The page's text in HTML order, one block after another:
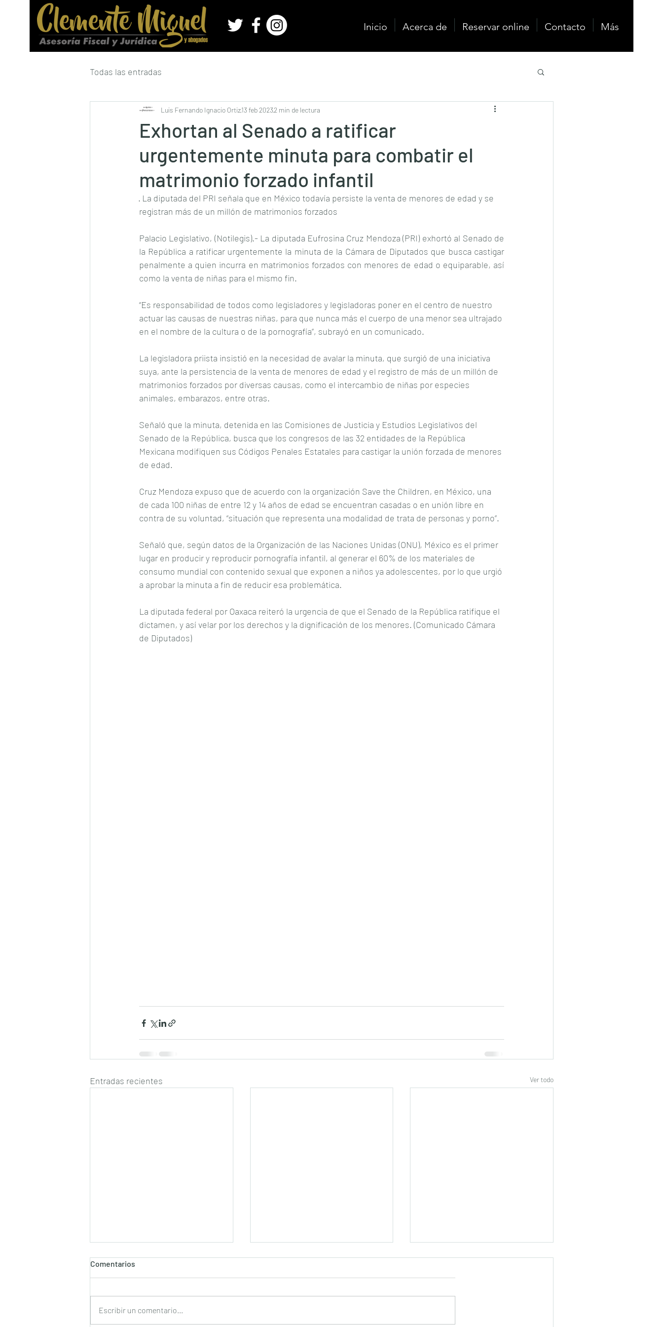
Inicio Acerca de Reservar online Contacto Más
Todas las entradas
Exhortan al Senado a ratificar
urgentemente minuta para combatir el
matrimonio forzado infantil
Luis Fernando Ignacio Ortiz13 feb 20232 min de lectura
· La diputada del PRI señala que en México todavía persiste la venta de menores de edad y se
registran más de un millón de matrimonios forzados
Palacio Legislativo, (Notilegis).- La diputada Eufrosina Cruz Mendoza (PRI) exhortó al Senado de
la República a ratificar urgentemente la minuta de la Cámara de Diputados que busca castigar
penalmente a quien incurra en matrimonios forzados con menores de edad o equiparable, así
como la venta de niñas para el mismo fin.
“Es responsabilidad de todos como legisladores y legisladoras poner en el centro de nuestro
actuar las causas de nuestras niñas, para que nunca más el cuerpo de una menor sea ultrajado
en el nombre de la cultura o de la pornografía”, subrayó en un comunicado.
La legisladora priista insistió en la necesidad de avalar la minuta, que surgió de una iniciativa
suya, ante la persistencia de la venta de menores de edad y el registro de más de un millón de
matrimonios forzados por diversas causas, como el intercambio de niñas por especies
animales, embarazos, entre otras.
Señaló que la minuta, detenida en las Comisiones de Justicia y Estudios Legislativos del
Senado de la República, busca que los congresos de las 32 entidades de la República
Mexicana modifiquen sus Códigos Penales Estatales para castigar la unión forzada de menores
de edad.
Cruz Mendoza expuso que de acuerdo con la organización Save the Children, en México, una
de cada 100 niñas de entre 12 y 14 años de edad se encuentran casadas o en unión libre en
contra de su voluntad, “situación que representa una modalidad de trata de personas y porno”.
Señaló que, según datos de la Organización de las Naciones Unidas (ONU), México es el primer
lugar en producir y reproducir pornografía infantil, al generar el 60% de los materiales de
consumo mundial con contenido sexual que exponen a niños ya adolescentes, por lo que urgió
a aprobar la minuta a fin de reducir esa problemática.
La diputada federal por Oaxaca reiteró la urgencia de que el Senado de la República ratifique el
dictamen, y así velar por los derechos y la dignificación de los menores. (Comunicado Cámara
de Diputados)
Entradas recientes Ver todo
Comentarios
Escribir un comentario...